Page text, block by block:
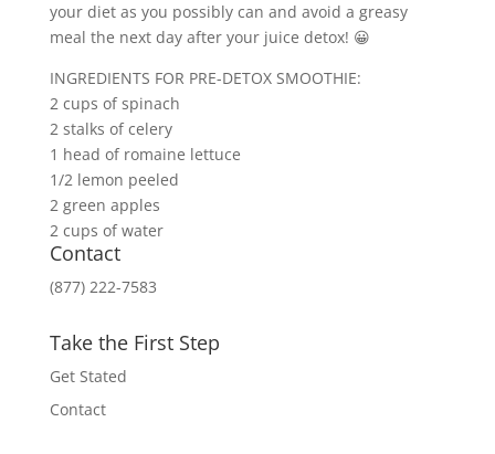
your diet as you possibly can and avoid a greasy
meal the next day after your juice detox! 😀
INGREDIENTS FOR PRE-DETOX SMOOTHIE:
2 cups of spinach
2 stalks of celery
1 head of romaine lettuce
1/2 lemon peeled
2 green apples
2 cups of water
Contact
(877) 222-7583
Take the First Step
Get Stated
Contact